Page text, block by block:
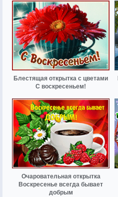
Блестящая открытка с цветами
С воскресеньем!
Очаровательная открытка
Воскресенье всегда бывает
добрым